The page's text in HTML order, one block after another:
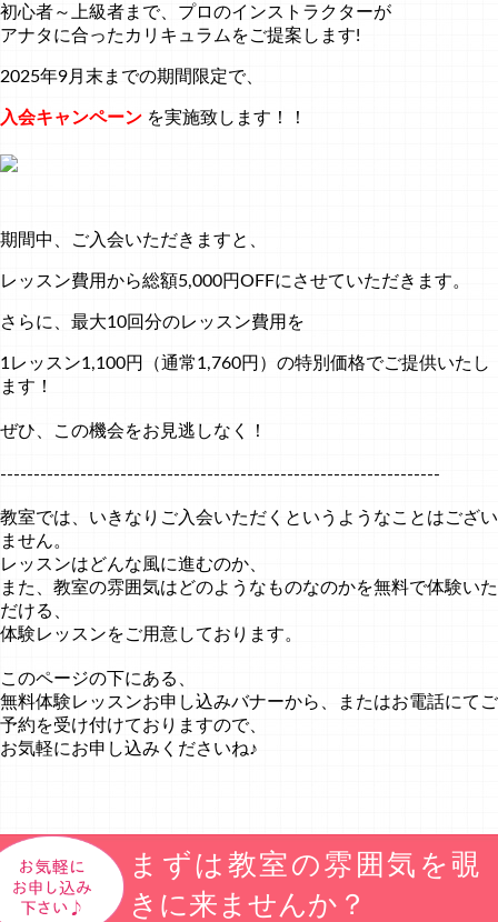
初心者～上級者まで、プロのインストラクターが
アナタに合ったカリキュラムをご提案します!
2025年9月末までの期間限定で、
入会キャンペーン を実施致します！！
期間中、ご入会いただきますと、
レッスン費用から総額5,000円OFFにさせていただきます。
さらに、最大10回分のレッスン費用を
1レッスン1,100円（通常1,760円）の特別価格でご提供いたし
ます！
ぜひ、この機会をお見逃しなく！
------------------------------------------------------------------
教室では、いきなりご入会いただくというようなことはござい
ません。
レッスンはどんな風に進むのか、
また、教室の雰囲気はどのようなものなのかを無料で体験いた
だける、
体験レッスンをご用意しております。
このページの下にある、
無料体験レッスンお申し込みバナーから、またはお電話にてご
予約を受け付けておりますので、
お気軽にお申し込みくださいね♪
まずは教室の雰囲気を覗
きに来ませんか？